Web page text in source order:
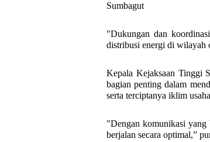
Sumbagut
"Dukungan dan
distribusi energi di wilayah
Kepala Kejaksaan Tinggi
bagian penting dalam
serta terciptanya iklim
"Dengan komunikasi yang
berjalan secara optimal,”